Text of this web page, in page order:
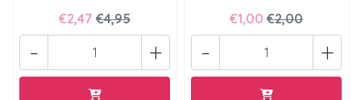
€2,47 €4,95
+
-
€1,00 €2,00
+
-